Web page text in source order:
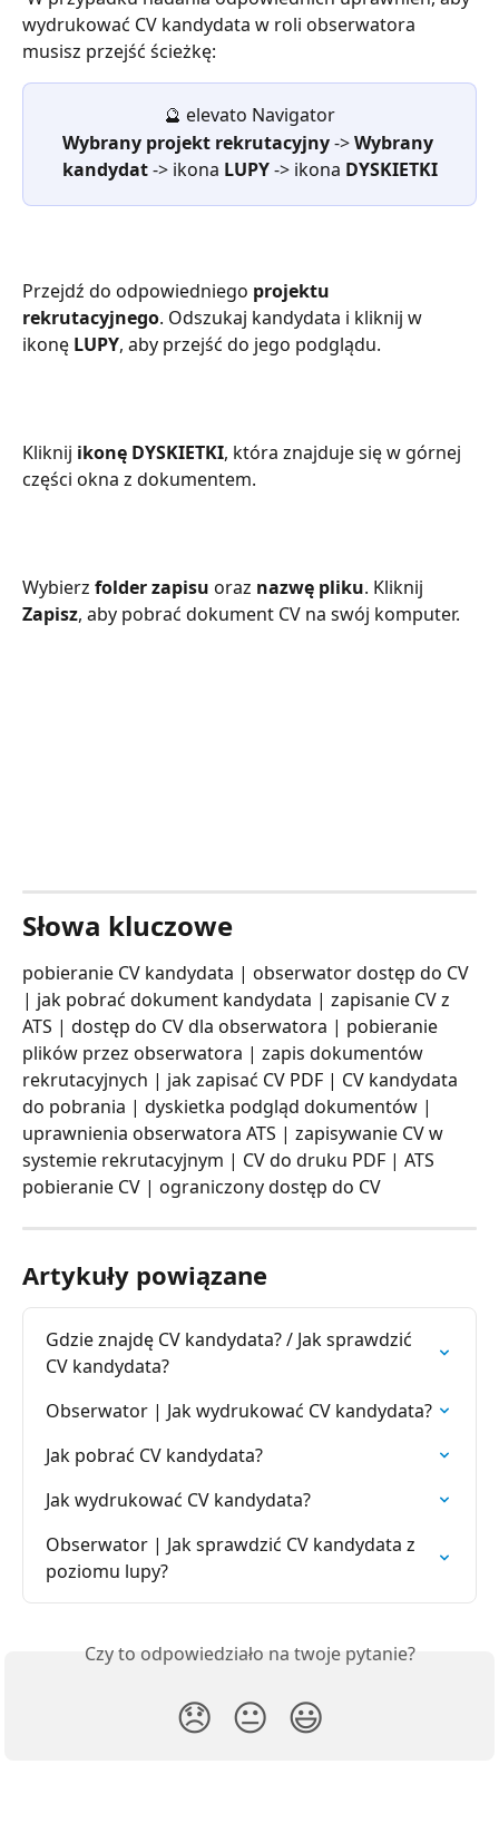
wydrukować CV kandydata w roli obserwatora
musisz przejść ścieżkę:
🔮 elevato Navigator
Wybrany projekt rekrutacyjny -> Wybrany
kandydat -> ikona LUPY -> ikona DYSKIETKI
Przejdź do odpowiedniego projektu
rekrutacyjnego. Odszukaj kandydata i kliknij w
ikonę LUPY, aby przejść do jego podglądu.
Kliknij ikonę DYSKIETKI, która znajduje się w górnej
części okna z dokumentem.
Wybierz folder zapisu oraz nazwę pliku. Kliknij
Zapisz, aby pobrać dokument CV na swój komputer.
Słowa kluczowe
pobieranie CV kandydata | obserwator dostęp do CV
| jak pobrać dokument kandydata | zapisanie CV z
ATS | dostęp do CV dla obserwatora | pobieranie
plików przez obserwatora | zapis dokumentów
rekrutacyjnych | jak zapisać CV PDF | CV kandydata
do pobrania | dyskietka podgląd dokumentów |
uprawnienia obserwatora ATS | zapisywanie CV w
systemie rekrutacyjnym | CV do druku PDF | ATS
pobieranie CV | ograniczony dostęp do CV
Artykuły powiązane
Gdzie znajdę CV kandydata? / Jak sprawdzić
CV kandydata?
Obserwator | Jak wydrukować CV kandydata?
Jak pobrać CV kandydata?
Jak wydrukować CV kandydata?
Obserwator | Jak sprawdzić CV kandydata z
poziomu lupy?
Czy to odpowiedziało na twoje pytanie?
😞 😐 😃